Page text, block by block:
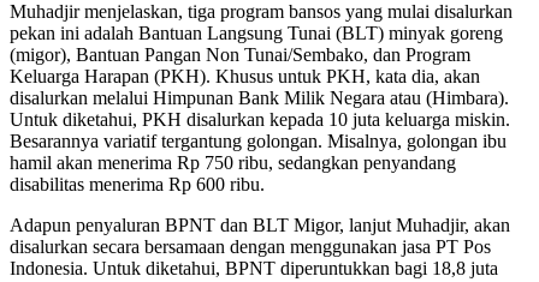
Muhadjir menjelaskan, tiga program bansos yang mulai disalurkan
pekan ini adalah Bantuan Langsung Tunai (BLT) minyak goreng
(migor), Bantuan Pangan Non Tunai/Sembako, dan Program
Keluarga Harapan (PKH). Khusus untuk PKH, kata dia, akan
disalurkan melalui Himpunan Bank Milik Negara atau (Himbara).
Untuk diketahui, PKH disalurkan kepada 10 juta keluarga miskin.
Besarannya variatif tergantung golongan. Misalnya, golongan ibu
hamil akan menerima Rp 750 ribu, sedangkan penyandang
disabilitas menerima Rp 600 ribu.
Adapun penyaluran BPNT dan BLT Migor, lanjut Muhadjir, akan
disalurkan secara bersamaan dengan menggunakan jasa PT Pos
Indonesia. Untuk diketahui, BPNT diperuntukkan bagi 18,8 juta